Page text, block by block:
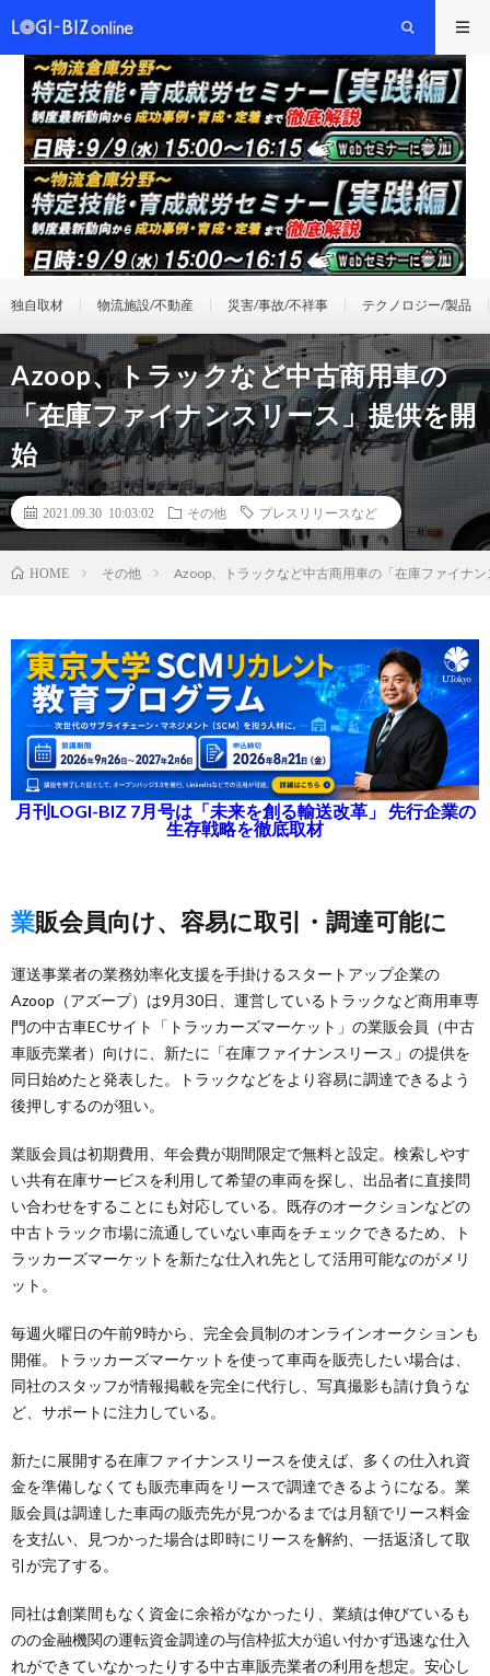
独自取材 物流施設/不動産 災害/事故/不祥事 テクノロジー/製品
Azoop、トラックなど中古商用車の
「在庫ファイナンスリース」提供を開
始
2021.09.30 10:03:02 その他 プレスリリースなど
HOME その他 Azoop、トラックなど中古商用車の「在庫ファイナ
月刊LOGI-BIZ 7月号は「未来を創る輸送改革」 先行企業の
生存戦略を徹底取材
業販会員向け、容易に取引・調達可能に
運送事業者の業務効率化支援を手掛けるスタートアップ企業の
Azoop（アズープ）は9月30日、運営しているトラックなど商用車専
門の中古車ECサイト「トラッカーズマーケット」の業販会員（中古
車販売業者）向けに、新たに「在庫ファイナンスリース」の提供を
同日始めたと発表した。トラックなどをより容易に調達できるよう
後押しするのが狙い。
業販会員は初期費用、年会費が期間限定で無料と設定。検索しやす
い共有在庫サービスを利用して希望の車両を探し、出品者に直接問
い合わせをすることにも対応している。既存のオークションなどの
中古トラック市場に流通していない車両をチェックできるため、ト
ラッカーズマーケットを新たな仕入れ先として活用可能なのがメリ
ット。
毎週火曜日の午前9時から、完全会員制のオンラインオークションも
開催。トラッカーズマーケットを使って車両を販売したい場合は、
同社のスタッフが情報掲載を完全に代行し、写真撮影も請け負うな
ど、サポートに注力している。
新たに展開する在庫ファイナンスリースを使えば、多くの仕入れ資
金を準備しなくても販売車両をリースで調達できるようになる。業
販会員は調達した車両の販売先が見つかるまでは月額でリース料金
を支払い、見つかった場合は即時にリースを解約、一括返済して取
引が完了する。
同社は創業間もなく資金に余裕がなかったり、業績は伸びているも
のの金融機関の運転資金調達の与信枠拡大が追い付かず迅速な仕入
れができていなかったりする中古車販売業者の利用を想定。安心し